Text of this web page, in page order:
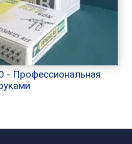
- Профессиональная